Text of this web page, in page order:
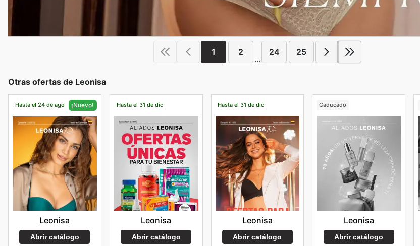
1 2
...
24 25
Otras ofertas de Leonisa
Hasta el 24 de ago ¡Nuevo!
Leonisa
Abrir catálogo
Hasta el 31 de dic
Leonisa
Abrir catálogo
Hasta el 31 de dic
Leonisa
Abrir catálogo
Caducado
Leonisa
Abrir catálogo